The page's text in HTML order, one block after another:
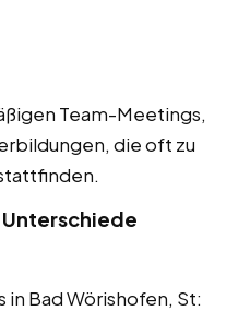
Team-Meetings,
die oft zu
Unterschiede
Bad Wörishofen, St: